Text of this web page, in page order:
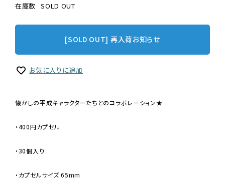
在庫数 SOLD OUT
[SOLD OUT] 再入荷お知らせ
お気に入りに追加
懐かしの平成キャラクターたちとのコラボレーション★
・400円カプセル
・30個入り
・カプセルサイズ:65mm